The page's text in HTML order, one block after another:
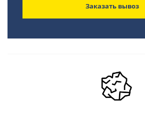
Заказать вывоз